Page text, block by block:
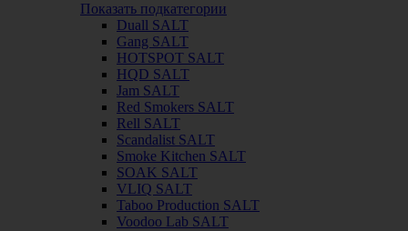
Показать подкатегории
Duall SALT
Gang SALT
HOTSPOT SALT
HQD SALT
Jam SALT
Red Smokers SALT
Rell SALT
Scandalist SALT
Smoke Kitchen SALT
SOAK SALT
VLIQ SALT
Taboo Production SALT
Voodoo Lab SALT